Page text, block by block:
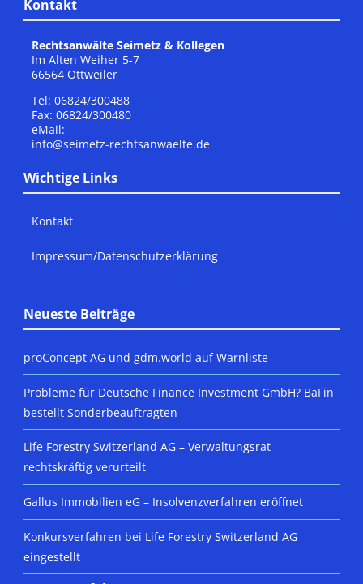
Kontakt
Rechtsanwälte Seimetz & Kollegen
Im Alten Weiher 5-7
66564 Ottweiler
Tel: 06824/300488
Fax: 06824/300480
eMail:
info@seimetz-rechtsanwaelte.de
Wichtige Links
Kontakt
Impressum/Datenschutzerklärung
Neueste Beiträge
proConcept AG und gdm.world auf Warnliste
Probleme für Deutsche Finance Investment GmbH? BaFin
bestellt Sonderbeauftragten
Life Forestry Switzerland AG – Verwaltungsrat
rechtskräftig verurteilt
Gallus Immobilien eG – Insolvenzverfahren eröffnet
Konkursverfahren bei Life Forestry Switzerland AG
eingestellt